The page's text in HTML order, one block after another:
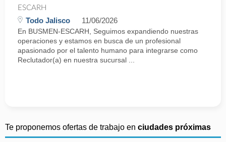
ESCARH
Todo Jalisco 11/06/2026
En BUSMEN-ESCARH, Seguimos expandiendo nuestras
operaciones y estamos en busca de un profesional
apasionado por el talento humano para integrarse como
Reclutador(a) en nuestra sucursal ...
Te proponemos ofertas de trabajo en ciudades próximas